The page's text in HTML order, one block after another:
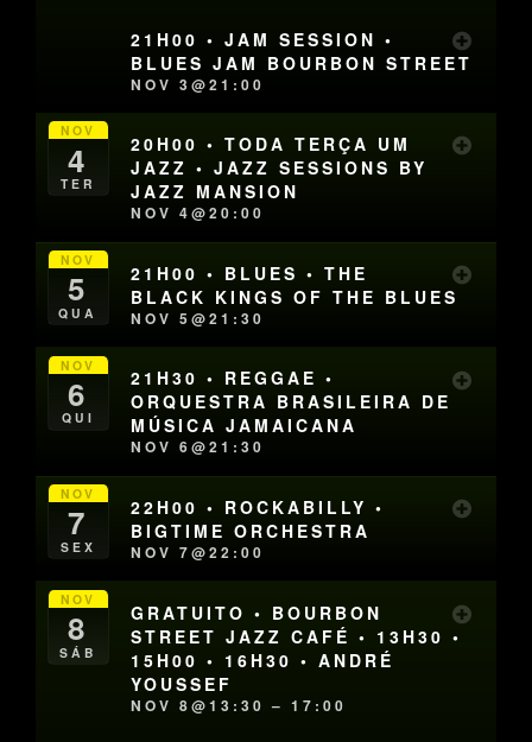
21H00 • JAM SESSION •
BLUES JAM BOURBON STREET
NOV 3@21:00
NOV
4
TER
20H00 • TODA TERÇA UM
JAZZ • JAZZ SESSIONS BY
JAZZ MANSION
NOV 4@20:00
NOV
5
QUA
21H00 • BLUES • THE
BLACK KINGS OF THE BLUES
NOV 5@21:30
NOV
6
QUI
21H30 • REGGAE •
ORQUESTRA BRASILEIRA DE
MÚSICA JAMAICANA
NOV 6@21:30
NOV
7
SEX
22H00 • ROCKABILLY •
BIGTIME ORCHESTRA
NOV 7@22:00
NOV
8
SÁB
GRATUITO • BOURBON
STREET JAZZ CAFÉ • 13H30 •
15H00 • 16H30 • ANDRÉ
YOUSSEF
NOV 8@13:30 – 17:00